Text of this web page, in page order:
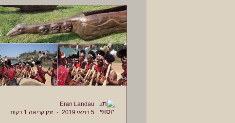
Eran Landau
5 במאי 2019
זמן קריאה 1 דקות